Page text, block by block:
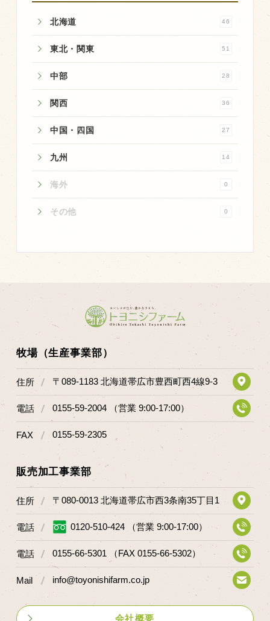
北海道 46
東北・関東 51
中部 28
関西 36
中国・四国 27
九州 14
海外 0
その他 0
牧場（生産事業部）
住所 〒089-1183 北海道帯広市豊西町西4線9-3
電話 0155-59-2004 （営業 9:00-17:00）
FAX 0155-59-2305
販売加工事業部
住所 〒080-0013 北海道帯広市西3条南35丁目1
電話 0120-510-424 （営業 9:00-17:00）
電話 0155-66-5301 （FAX 0155-66-5302）
Mail info@toyonishifarm.co.jp
会社概要
ＢtoＢ受発注システム
瑕疵とは
豊西牛
厚切ステーキ
ハンバーグ
豊西ソース
取り扱い店
販売店
その他
マップから探す
問い合わせ
個人のお客様
法人のお客様
Facebook
Twitter
LINE公式アカウント
Instagram